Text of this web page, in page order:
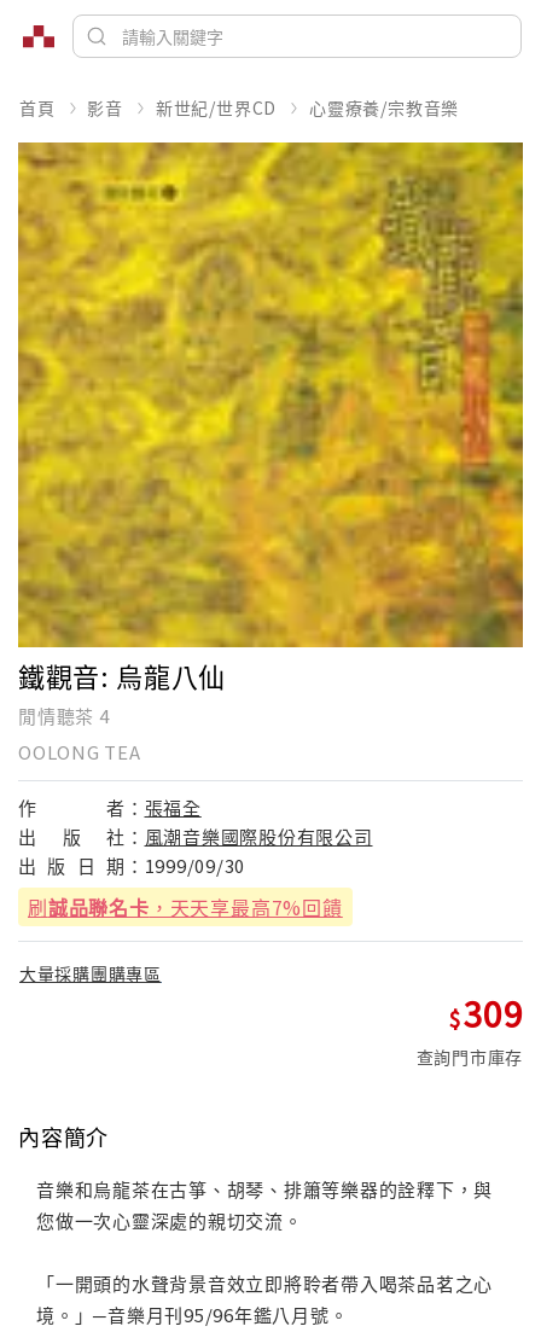
首頁 影音 新世紀/世界CD 心靈療養/宗教音樂
鐵觀音: 烏龍八仙
閒情聽茶 4
OOLONG TEA
作 者： 張福全
出
版 社： 風潮音樂國際股份有限公司
出 版 日 期： 1999/09/30
刷誠品聯名卡 ，天天享最高7%回饋
大量採購團購專區
309
查詢門市庫存
內容簡介
音樂和烏龍茶在古箏、胡琴、排簫等樂器的詮釋下，與
您做一次心靈深處的親切交流。
「一開頭的水聲背景音效立即將聆者帶入喝茶品茗之心
境。」─音樂月刊95/96年鑑八月號。